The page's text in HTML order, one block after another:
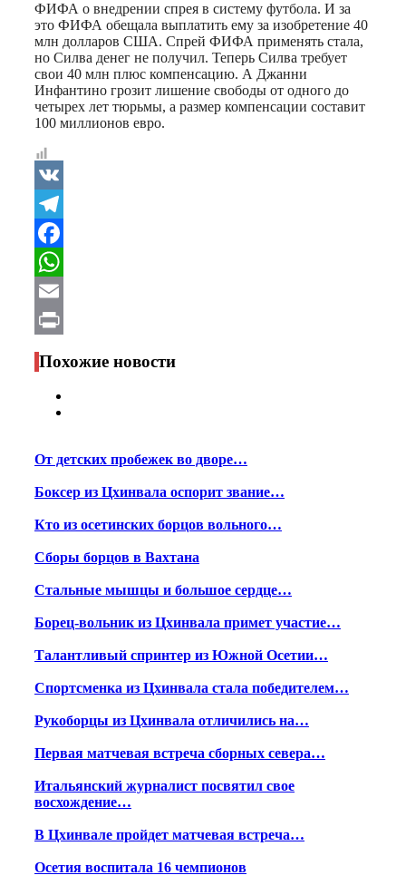
ФИФА о внедрении спрея в систему футбола. И за
это ФИФА обещала выплатить ему за изобретение 40
млн долларов США. Спрей ФИФА применять стала,
но Силва денег не получил. Теперь Силва требует
свои 40 млн плюс компенсацию. А Джанни
Инфантино грозит лишение свободы от одного до
четырех лет тюрьмы, а размер компенсации составит
100 миллионов евро.
VK
Telegram
Facebook
WhatsApp
Email
Print
Похожие новости
От детских пробежек во дворе…
Боксер из Цхинвала оспорит звание…
Кто из осетинских борцов вольного…
Сборы борцов в Вахтана
Стальные мышцы и большое сердце…
Борец-вольник из Цхинвала примет участие…
Талантливый спринтер из Южной Осетии…
Спортсменка из Цхинвала стала победителем…
Рукоборцы из Цхинвала отличились на…
Первая матчевая встреча сборных севера…
Итальянский журналист посвятил свое
восхождение…
В Цхинвале пройдет матчевая встреча…
Осетия воспитала 16 чемпионов